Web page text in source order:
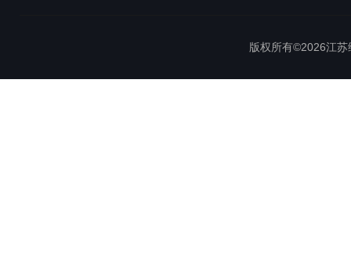
版权所有©2026江